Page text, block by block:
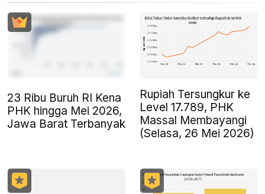
23 Ribu Buruh RI Kena
PHK hingga Mei 2026,
Jawa Barat Terbanyak
Rupiah Tersungkur ke
Level 17.789, PHK
Massal Membayangi
(Selasa, 26 Mei 2026)